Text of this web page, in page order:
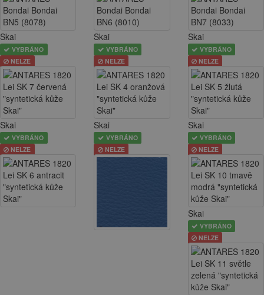
Skai
VYBRÁNO
NELZE
Skai
VYBRÁNO
NELZE
Skai
VYBRÁNO
NELZE
Skai
VYBRÁNO
NELZE
Skai
VYBRÁNO
NELZE
Skai
VYBRÁNO
NELZE
Skai
VYBRÁNO
NELZE